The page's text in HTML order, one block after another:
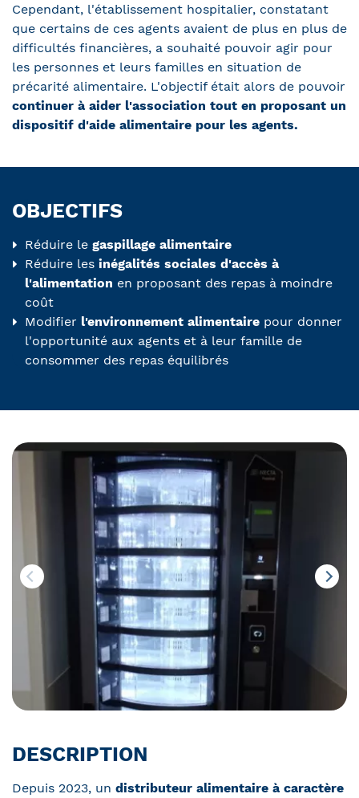
Cependant, l'établissement hospitalier, constatant
que certains de ces agents avaient de plus en plus de
difficultés financières, a souhaité pouvoir agir pour
les personnes et leurs familles en situation de
précarité alimentaire. L'objectif était alors de pouvoir
continuer à aider l'association tout en proposant un
dispositif d'aide alimentaire pour les agents.
OBJECTIFS
Réduire le gaspillage alimentaire
Réduire les inégalités sociales d'accès à
l'alimentation en proposant des repas à moindre
coût
Modifier l'environnement alimentaire pour donner
l'opportunité aux agents et à leur famille de
consommer des repas équilibrés
DESCRIPTION
Depuis 2023, un distributeur alimentaire à caractère